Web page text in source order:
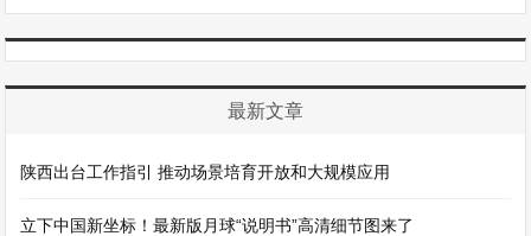
最新文章
陕西出台工作指引 推动场景培育开放和大规模应用
立下中国新坐标！最新版月球“说明书”高清细节图来了